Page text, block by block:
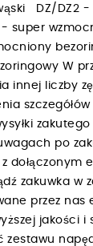
DZ/DZ2 -
- super
W
innej liczby
po
dołączonym
zakuwka w
przez nas
jakości i
zestawu